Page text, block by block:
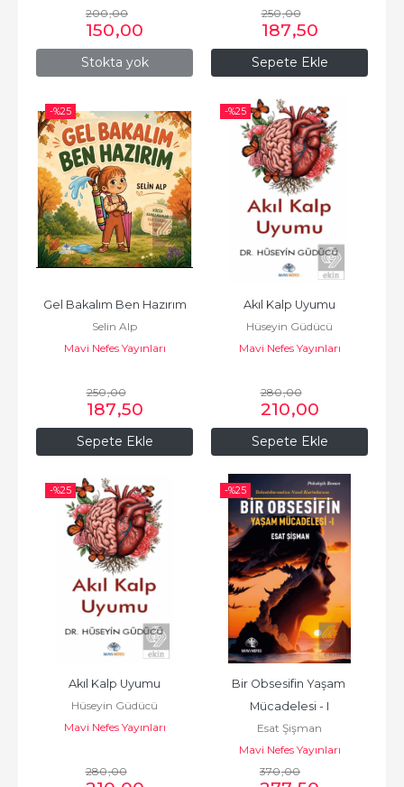
Stokta yok
200,00
150,00
Sepete Ekle
250,00
187,50
-%25
Sepete Ekle
Gel Bakalım Ben Hazırım
Selin Alp
Mavi Nefes Yayınları
250,00
187,50
-%25
Sepete Ekle
Akıl Kalp Uyumu
Hüseyin Güdücü
Mavi Nefes Yayınları
280,00
210,00
-%25
Akıl Kalp Uyumu
Hüseyin Güdücü
Mavi Nefes Yayınları
280,00
-%25
Bir Obsesifin Yaşam
Mücadelesi - I
Esat Şişman
Mavi Nefes Yayınları
370,00